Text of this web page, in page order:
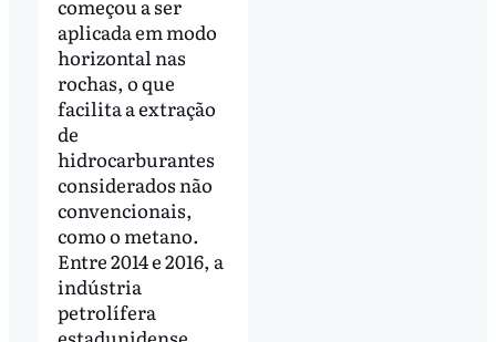
começou a ser
aplicada em modo
horizontal nas
rochas, o que
facilita a extração
de
hidrocarburantes
considerados não
convencionais,
como o metano.
Entre 2014 e 2016, a
indústria
petrolífera